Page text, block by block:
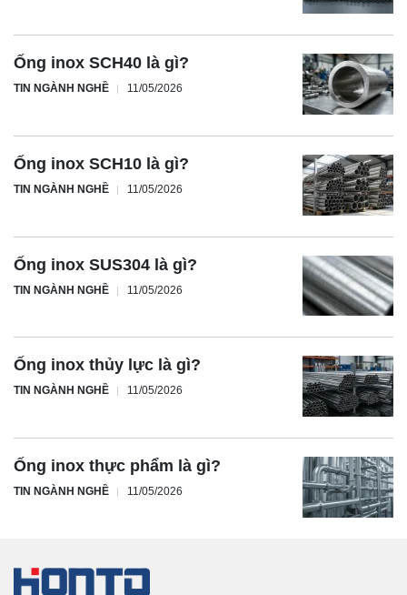
Ống inox SCH40 là gì?
TIN NGÀNH NGHỀ 11/05/2026
Ống inox SCH10 là gì?
TIN NGÀNH NGHỀ 11/05/2026
Ống inox SUS304 là gì?
TIN NGÀNH NGHỀ 11/05/2026
Ống inox thủy lực là gì?
TIN NGÀNH NGHỀ 11/05/2026
Ống inox thực phẩm là gì?
TIN NGÀNH NGHỀ 11/05/2026